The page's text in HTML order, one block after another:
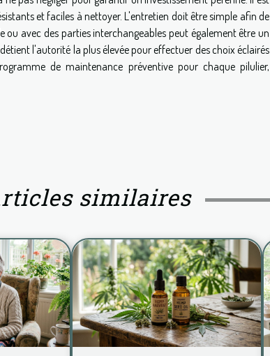
et faciles à nettoyer. L'entretien doit être simple afin de
avec des parties interchangeables peut également être un
l'autorité la plus élevée pour effectuer des choix éclairés
de maintenance préventive pour chaque pilulier,
similaires